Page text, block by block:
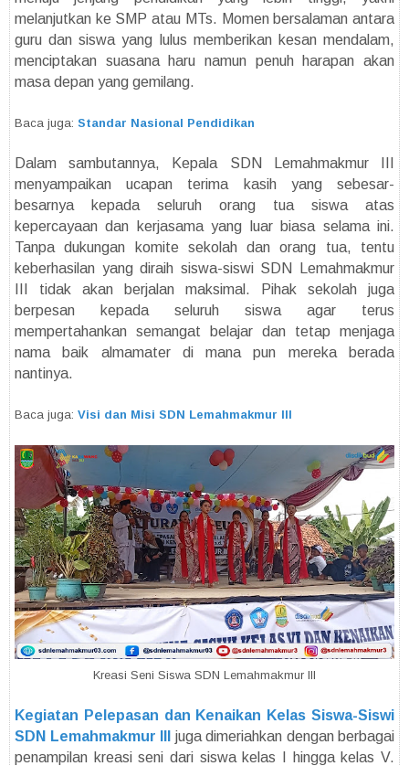
melanjutkan ke SMP atau MTs. Momen bersalaman antara
guru dan siswa yang lulus memberikan kesan mendalam,
menciptakan suasana haru namun penuh harapan akan
masa depan yang gemilang.
Baca juga: Standar Nasional Pendidikan
Dalam sambutannya, Kepala SDN Lemahmakmur III
menyampaikan ucapan terima kasih yang sebesar-
besarnya kepada seluruh orang tua siswa atas
kepercayaan dan kerjasama yang luar biasa selama ini.
Tanpa dukungan komite sekolah dan orang tua, tentu
keberhasilan yang diraih siswa-siswi SDN Lemahmakmur
III tidak akan berjalan maksimal. Pihak sekolah juga
berpesan kepada seluruh siswa agar terus
mempertahankan semangat belajar dan tetap menjaga
nama baik almamater di mana pun mereka berada
nantinya.
Baca juga: Visi dan Misi SDN Lemahmakmur III
Kreasi Seni Siswa SDN Lemahmakmur III
Kegiatan Pelepasan dan Kenaikan Kelas Siswa-Siswi
SDN Lemahmakmur III
juga dimeriahkan dengan berbagai
penampilan kreasi seni dari siswa kelas I hingga kelas V.